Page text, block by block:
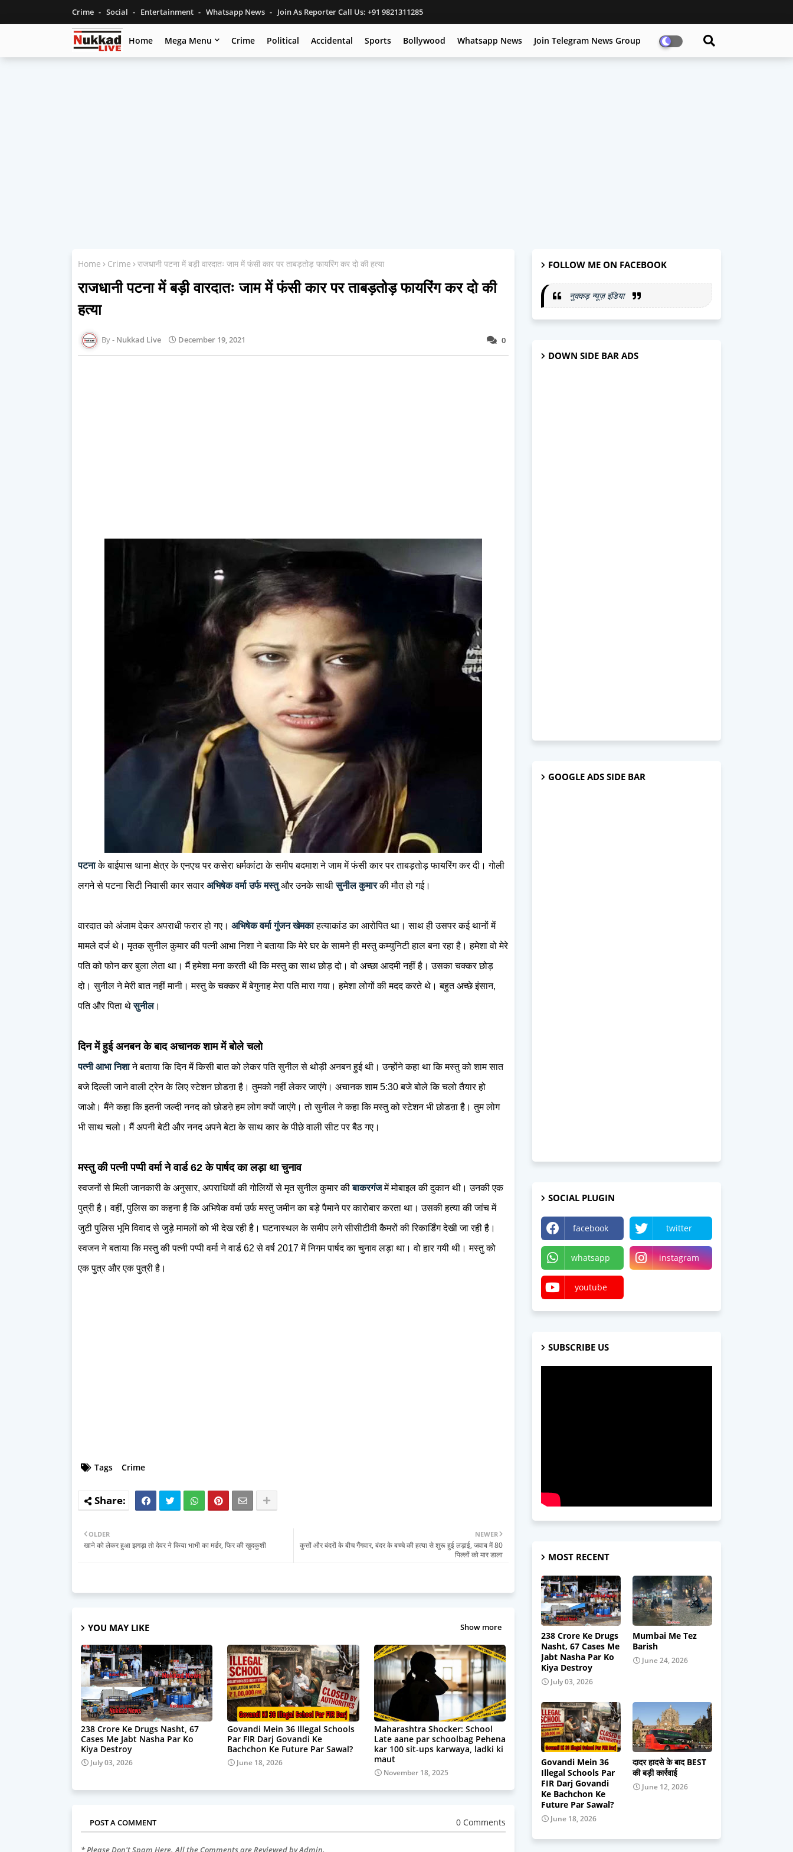
Crime Social Entertainment Whatsapp News Join As Reporter Call Us: +91 9821311285
Home Mega Menu Crime Political Accidental Sports Bollywood Whatsapp News Join Telegram News Group
Home Crime राजधानी पटना में बड़ी वारदातः जाम में फंसी कार पर ताबड़तोड़ फायरिंग कर दो की हत्या
राजधानी पटना में बड़ी वारदातः जाम में फंसी कार पर ताबड़तोड़ फायरिंग कर दो की
हत्या
0
Nukkad Live December 19, 2021
पटनाके बाईपास थाना क्षेत्र के एनएच पर कसेरा धर्मकांटा के समीप बदमाश ने जाम में फंसी कार पर ताबड़तोड़ फायरिंग कर दी। गोली
लगने से पटना सिटी निवासी कार सवारअभिषेक वर्मा उर्फ मस्तुऔर उनके साथीसुनील कुमारकी मौत हो गई।
वारदात को अंजाम देकर अपराधी फरार हो गए। अभिषेक वर्मा गुंजन खेमकाहत्याकांड का आरोपित था। साथ ही उसपर कई थानों में
मामले दर्ज थे। मृतक सुनील कुमार की पत्नी आभा निशा ने बताया कि मेरे घर के सामने ही मस्तु कम्युनिटी हाल बना रहा है। हमेशा वो मेरे
पति को फोन कर बुला लेता था। मैं हमेशा मना करती थी कि मस्तु का साथ छोड़ दो। वो अच्छा आदमी नहीं है। उसका चक्कर छोड़
दो। सुनील ने मेरी बात नहीं मानी। मस्तु के चक्कर में बेगुनाह मेरा पति मारा गया। हमेशा लोगों की मदद करते थे। बहुत अच्छे इंसान,
पति और पिता थेसुनील।
दिन में हुई अनबन के बाद अचानक शाम में बोले चलो
पत्नी आभा निशाने बताया कि दिन में किसी बात को लेकर पति सुनील से थोड़ी अनबन हुई थी। उन्होंने कहा था कि मस्तु को शाम सात
बजे दिल्ली जाने वाली ट्रेन के लिए स्टेशन छोडऩा है। तुमको नहीं लेकर जाएंगे। अचानक शाम 5:30 बजे बोले कि चलो तैयार हो
जाओ। मैंने कहा कि इतनी जल्दी ननद को छोडऩे हम लोग क्यों जाएंगे। तो सुनील ने कहा कि मस्तु को स्टेशन भी छोडऩा है। तुम लोग
भी साथ चलो। मैं अपनी बेटी और ननद अपने बेटा के साथ कार के पीछे वाली सीट पर बैठ गए।
मस्तु की पत्नी पप्पी वर्मा ने वार्ड 62 के पार्षद का लड़ा था चुनाव
स्वजनों से मिली जानकारी के अनुसार, अपराधियों की गोलियों से मृत सुनील कुमार कीबाकरगंजमें मोबाइल की दुकान थी। उनकी एक
पुत्री है। वहीं, पुलिस का कहना है कि अभिषेक वर्मा उर्फ मस्तु जमीन का बड़े पैमाने पर कारोबार करता था। उसकी हत्या की जांच में
जुटी पुलिस भूमि विवाद से जुड़े मामलों को भी देख रही है। घटनास्थल के समीप लगे सीसीटीवी कैमरों की रिकार्डिंग देखी जा रही है।
स्वजन ने बताया कि मस्तु की पत्नी पप्पी वर्मा ने वार्ड 62 से वर्ष 2017 में निगम पार्षद का चुनाव लड़ा था। वो हार गयी थी। मस्तु को
एक पुत्र और एक पुत्री है।
Tags Crime
NEWER
कुत्तों और बंदरों के बीच गैंगवार, बंदर के बच्चे की हत्या से शुरू हुई लड़ाई, जवाब में 80
पिल्लों को मार डाला
OLDER
खाने को लेकर हुआ झगड़ा तो देवर ने किया भाभी का मर्डर, फिर की खुदकुशी
YOU MAY LIKE Show more
238 Crore Ke Drugs Nasht, 67
Cases Me Jabt Nasha Par Ko
Kiya Destroy
July 03, 2026
Govandi Mein 36 Illegal Schools
Par FIR Darj Govandi Ke
Bachchon Ke Future Par Sawal?
June 18, 2026
Maharashtra Shocker: School
Late aane par schoolbag Pehena
kar 100 sit-ups karwaya, ladki ki
maut
November 18, 2025
POST A COMMENT 0 Comments
* Please Don't Spam Here. All the Comments are Reviewed by Admin.
FOLLOW ME ON FACEBOOK
नुक्कड़ न्यूज़ इंडिया
DOWN SIDE BAR ADS
GOOGLE ADS SIDE BAR
SOCIAL PLUGIN
facebook twitter
whatsapp instagram
youtube
SUBSCRIBE US
MOST RECENT
238 Crore Ke Drugs
Nasht, 67 Cases Me
Jabt Nasha Par Ko
Kiya Destroy
July 03, 2026
Mumbai Me Tez
Barish
June 24, 2026
Govandi Mein 36
Illegal Schools Par
FIR Darj Govandi
Ke Bachchon Ke
Future Par Sawal?
June 18, 2026
दादर हादसे के बाद BEST
की बड़ी कार्रवाई
June 12, 2026